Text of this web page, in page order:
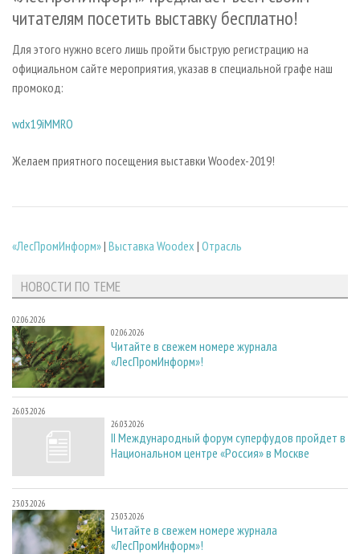
читателям посетить выставку бесплатно!
Для этого нужно всего лишь пройти быструю регистрацию на
официальном сайте мероприятия, указав в специальной графе наш
промокод:
wdx19iMMRO
Желаем приятного посещения выставки Woodex-2019!
«ЛесПромИнформ»| Выставка Woodex | Отрасль
НОВОСТИ ПО ТЕМЕ
02.06.2026
02.06.2026
Читайте в свежем номере журнала
«ЛесПромИнформ»!
26.03.2026
26.03.2026
II Международный форум суперфудов пройдет в
Национальном центре «Россия» в Москве
23.03.2026
23.03.2026
Читайте в свежем номере журнала
«ЛесПромИнформ»!